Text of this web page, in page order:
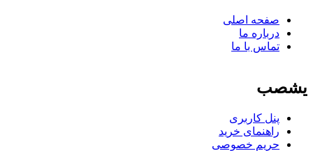
صفحه اصلی
درباره ما
تماس با ما
یشصب
پنل کاربری
راهنمای خرید
حریم خصوصی